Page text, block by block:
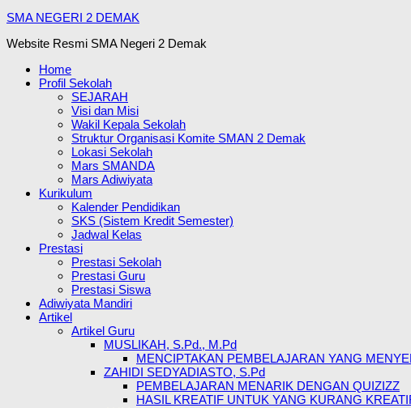
SMA NEGERI 2 DEMAK
Website Resmi SMA Negeri 2 Demak
Home
Profil Sekolah
SEJARAH
Visi dan Misi
Wakil Kepala Sekolah
Struktur Organisasi Komite SMAN 2 Demak
Lokasi Sekolah
Mars SMANDA
Mars Adiwiyata
Kurikulum
Kalender Pendidikan
SKS (Sistem Kredit Semester)
Jadwal Kelas
Prestasi
Prestasi Sekolah
Prestasi Guru
Prestasi Siswa
Adiwiyata Mandiri
Artikel
Artikel Guru
MUSLIKAH, S.Pd., M.Pd
MENCIPTAKAN PEMBELAJARAN YANG
ZAHIDI SEDYADIASTO, S.Pd
PEMBELAJARAN MENARIK DENGAN QUIZIZZ
HASIL KREATIF UNTUK YANG KURANG